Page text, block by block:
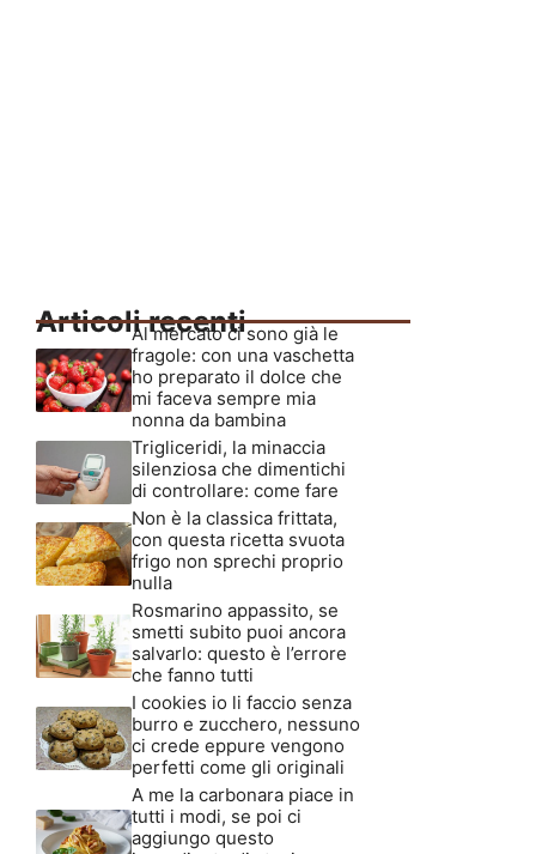
Articoli recenti
Al mercato ci sono già le
fragole: con una vaschetta
ho preparato il dolce che
mi faceva sempre mia
nonna da bambina
Trigliceridi, la minaccia
silenziosa che dimentichi
di controllare: come fare
Non è la classica frittata,
con questa ricetta svuota
frigo non sprechi proprio
nulla
Rosmarino appassito, se
smetti subito puoi ancora
salvarlo: questo è l’errore
che fanno tutti
I cookies io li faccio senza
burro e zucchero, nessuno
ci crede eppure vengono
perfetti come gli originali
A me la carbonara piace in
tutti i modi, se poi ci
aggiungo questo